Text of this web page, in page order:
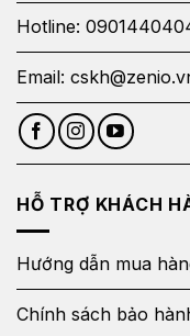
Hotline:
Email:
HỖ TRỢ KHÁCH
Hướng dẫn mua
Chính sách bảo